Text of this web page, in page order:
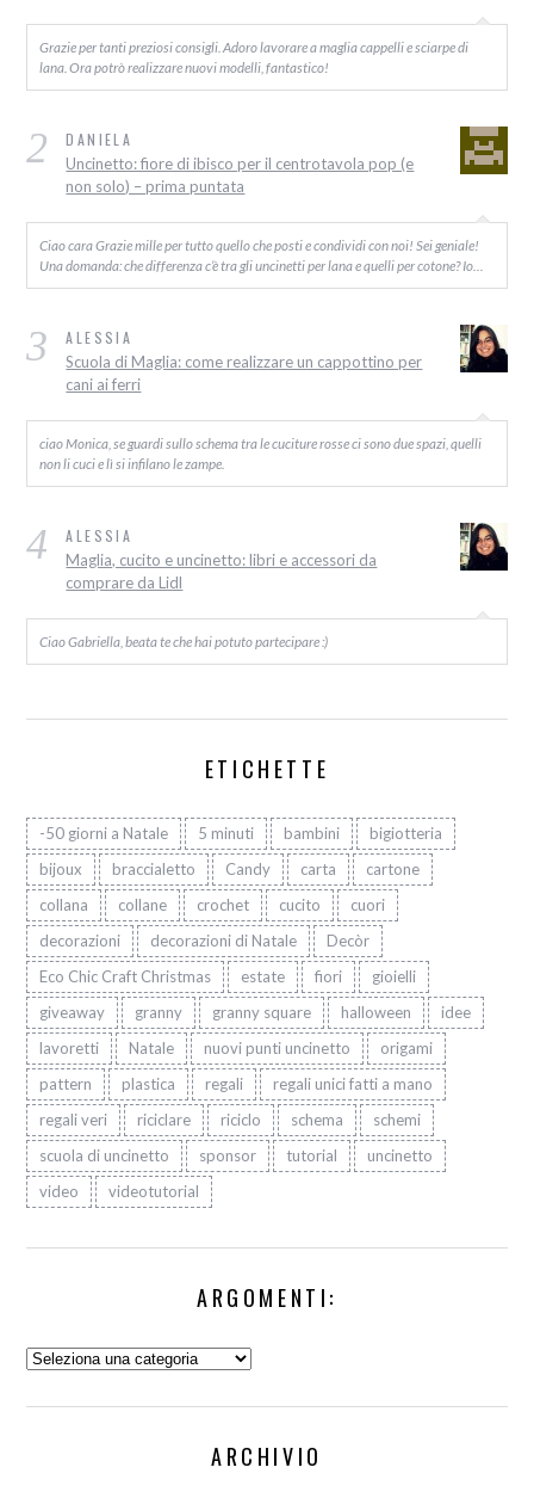
Grazie per tanti preziosi consigli. Adoro lavorare a maglia cappelli e sciarpe di
lana. Ora potrò realizzare nuovi modelli, fantastico!
2 DANIELA
Uncinetto: fiore di ibisco per il centrotavola pop (e
non solo) – prima puntata
Ciao cara Grazie mille per tutto quello che posti e condividi con noi! Sei geniale!
Una domanda: che differenza c’è tra gli uncinetti per lana e quelli per cotone? Io…
3 ALESSIA
Scuola di Maglia: come realizzare un cappottino per
cani ai ferri
ciao Monica, se guardi sullo schema tra le cuciture rosse ci sono due spazi, quelli
non li cuci e lì si infilano le zampe.
4 ALESSIA
Maglia, cucito e uncinetto: libri e accessori da
comprare da Lidl
Ciao Gabriella, beata te che hai potuto partecipare :)
ETICHETTE
-50 giorni a Natale 5 minuti bambini
bigiotteria
bijoux
braccialetto Candy carta
cartone
collana
collane crochet cucito
cuori
decorazioni
decorazioni di Natale
Decòr
Eco Chic Craft Christmas
estate fiori
gioielli
giveaway
granny granny square halloween
idee
lavoretti
Natale nuovi punti uncinetto
origami
pattern
plastica regali
regali unici fatti a mano
regali veri
riciclare riciclo schema
schemi
scuola di uncinetto
sponsor tutorial
uncinetto
video
videotutorial
ARGOMENTI:
Argomenti:
ARCHIVIO